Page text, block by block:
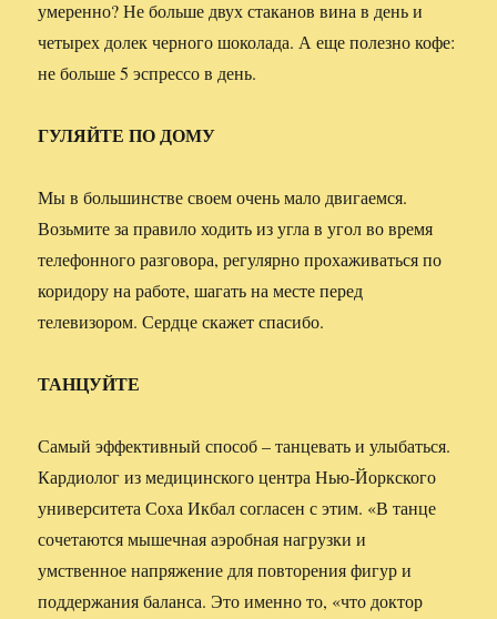
умеренно? Не больше двух стаканов вина в день и
четырех долек черного шоколада. А еще полезно кофе:
не больше 5 эспрессо в день.
ГУЛЯЙТЕ ПО ДОМУ
Мы в большинстве своем очень мало двигаемся.
Возьмите за правило ходить из угла в угол во время
телефонного разговора, регулярно прохаживаться по
коридору на работе, шагать на месте перед
телевизором. Сердце скажет спасибо.
ТАНЦУЙТЕ
Самый эффективный способ – танцевать и улыбаться.
Кардиолог из медицинского центра Нью-Йоркского
университета Соха Икбал согласен с этим. «В танце
сочетаются мышечная аэробная нагрузки и
умственное напряжение для повторения фигур и
поддержания баланса. Это именно то, «что доктор